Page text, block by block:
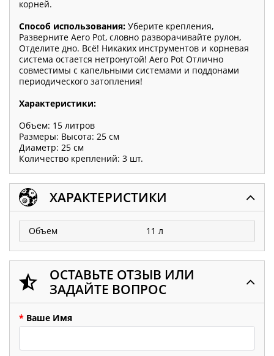
корней.
Способ использования: Уберите крепления,
Разверните Aero Pot, словно разворачивайте рулон,
Отделите дно. Всё! Никаких инструментов и корневая
система остается нетронутой! Aero Pot Отлично
совместимы с капельными системами и поддонами
периодического затопления!
Характеристики:
Объем: 15 литров
Размеры: Высота: 25 см
Диаметр: 25 см
Количество креплений: 3 шт.
ХАРАКТЕРИСТИКИ
Объем 11 л
ОСТАВЬТЕ ОТЗЫВ ИЛИ
ЗАДАЙТЕ ВОПРОС
* Ваше Имя